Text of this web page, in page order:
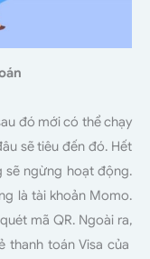
đó mới có thể chạy
sẽ tiêu đến đó. Hết
sẽ ngừng hoạt động.
là tài khoản Momo.
mã QR. Ngoài ra,
thanh toán Visa của